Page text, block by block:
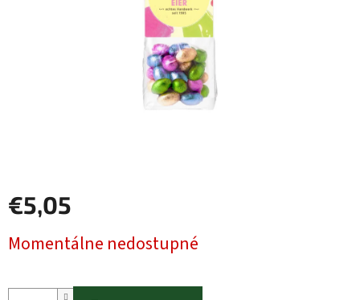
€5,05
cena:
Momentálne nedostupné